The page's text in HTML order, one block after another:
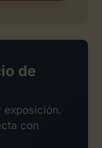
de
exposición.
con